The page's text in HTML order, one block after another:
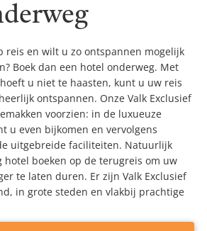
reis en wilt u zo ontspannen mogelijk
Boek dan een hotel onderweg. Met
u niet te haasten, kunt u uw reis
ontspannen. Onze Valk Exclusief
voorzien: in de luxueuze
u even bijkomen en vervolgens
uitgebreide faciliteiten. Natuurlijk
hotel boeken op de terugreis om uw
te laten duren. Er zijn Valk Exclusief
in grote steden en vlakbij prachtige